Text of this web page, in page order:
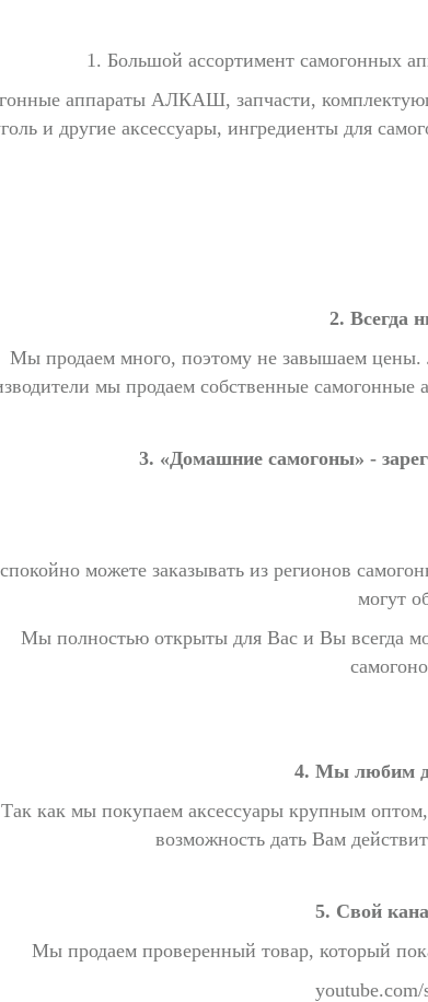
1. Большой ассортимент самогонных
аппараты АЛКАШ, запчасти,
и другие аксессуары, ингредиенты для
2. Всегда
Мы продаем много, поэтому не завышаем цены.
мы продаем собственные
3. «Домашние самогоны» -
можете заказывать из регионов
могут
Мы полностью открыты для Вас и Вы всегда
4. Мы любим
Так как мы покупаем аксессуары крупным
возможность дать Вам
5. Свой
Мы продаем проверенный товар, который
youtube.com/